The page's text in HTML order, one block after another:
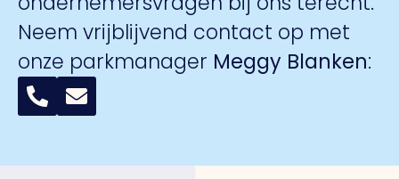
Neem vrijblijvend contact op met
onze parkmanager Meggy Blanken: